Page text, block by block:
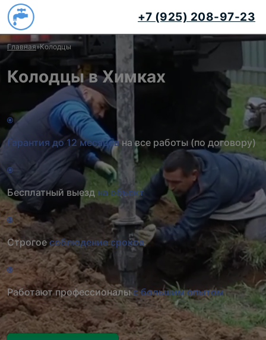
+7 (925) 208-97-23
Главная»Колодцы
Колодцы в Химках
Гарантия до 12 месяцевна все работы (по договору)
Бесплатный выезд на объект
Строгоесоблюдение сроков
Работают профессионалыс большим опытом